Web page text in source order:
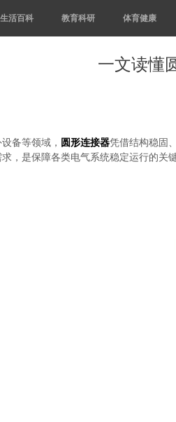
生活百科 教育科研 体育健康
一文读懂
备等领域， 圆形连接器凭借结构稳固
，是保障各类电气系统稳定运行的关